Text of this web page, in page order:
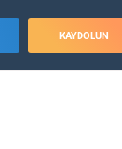
KAYDOLUN